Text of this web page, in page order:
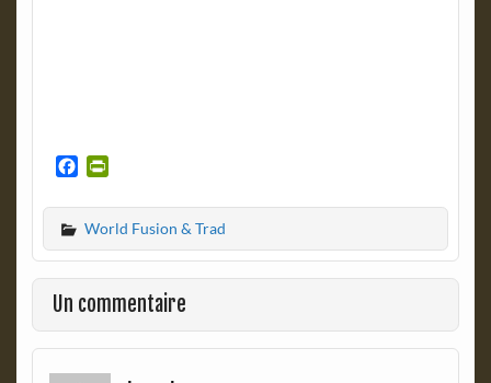
c
e
b
o
o
k
i
n
t
F
r
i
World Fusion & Trad
Un commentaire